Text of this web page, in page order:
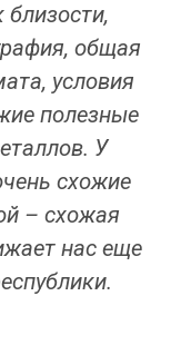
общая
условия
полезные
У
схожие
– схожая
нас еще